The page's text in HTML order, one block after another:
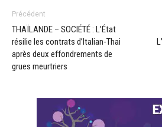
Précédent
THAÏLANDE – SOCIÉTÉ : L’État
résilie les contrats d’Italian-Thai
après deux effondrements de
grues meurtriers